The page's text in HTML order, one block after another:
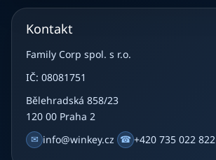
Kontakt
Family Corp spol. s r.o.
IČ: 08081751
Bělehradská 858/23
120 00 Praha 2
✉ info@winkey.cz ☎ +420 735 022 822